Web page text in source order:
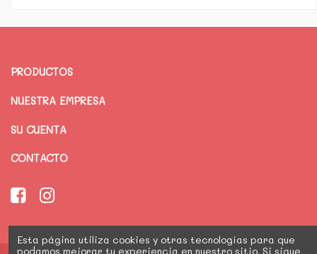
PRODUCTOS
NUESTRA EMPRESA
SU CUENTA
CONTACTO
Esta página utiliza cookies y otras tecnologías para que
podamos mejorar tu experiencia en nuestro sitio. Si sigue